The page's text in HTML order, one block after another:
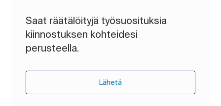
Saat räätälöityjä työsuosituksia
kiinnostuksen kohteidesi
perusteella.
Lähetä